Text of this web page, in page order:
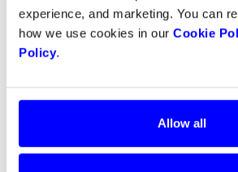
experience, and marketing. You can
how we use cookies in our Cookie
Policy.
Allow all
presentera flera nya
säger han.